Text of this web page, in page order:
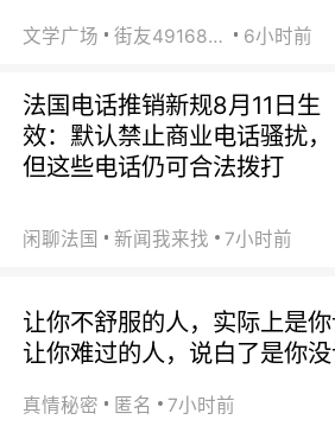
文学广场 街友49168527 6小时前
法国电话推销新规8月11日生
效：默认禁止商业电话骚扰，
但这些电话仍可合法拨打
闲聊法国 新闻我来找 7小时前
让你不舒服的人，实际上是你
让你难过的人，说白了是你
真情秘密 匿名 7小时前